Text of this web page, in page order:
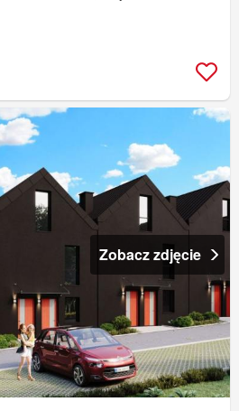
Zobacz zdjęcie